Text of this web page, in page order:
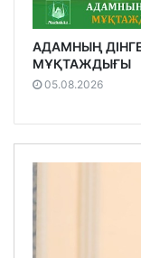
АДАМНЫҢ
МҰҚТАЖДЫҒЫ
05.08.2026